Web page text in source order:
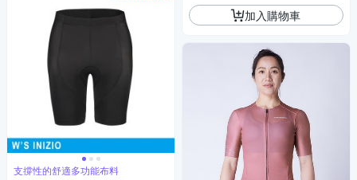
支撐性的舒適多功能布料
加入購物車